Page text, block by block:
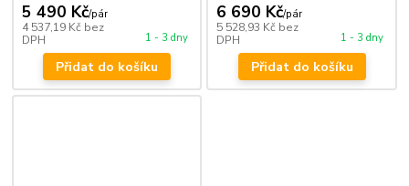
5 490 Kč/pár
4 537,19 Kč bez
DPH
1 - 3 dny
Přidat do košíku
6 690 Kč/pár
5 528,93 Kč bez
DPH
1 - 3 dny
Přidat do košíku